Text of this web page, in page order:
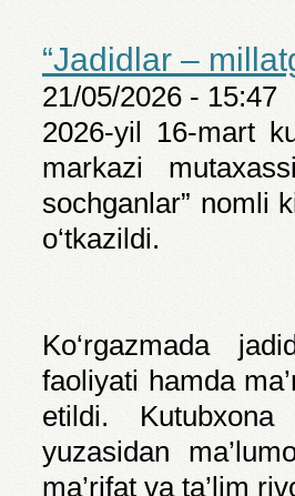
“Jadidlar –
21/05/2026 - 15:47
2026-yil 16-mart
markazi
sochganlar” nomli
o‘tkazildi.
Ko‘rgazmada
faoliyati hamda
etildi.
yuzasidan
ma’rifat va ta’lim